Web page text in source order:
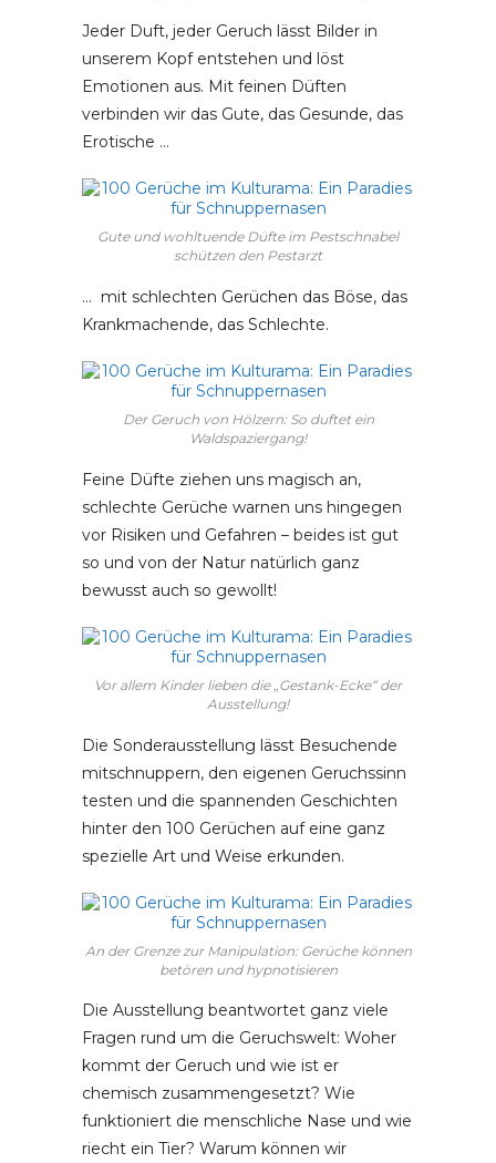
Jeder Duft, jeder Geruch lässt Bilder in
unserem Kopf entstehen und löst
Emotionen aus. Mit feinen Düften
verbinden wir das Gute, das Gesunde, das
Erotische …
Gute und wohltuende Düfte im Pestschnabel
schützen den Pestarzt
… mit schlechten Gerüchen das Böse, das
Krankmachende, das Schlechte.
Der Geruch von Hölzern: So duftet ein
Waldspaziergang!
Feine Düfte ziehen uns magisch an,
schlechte Gerüche warnen uns hingegen
vor Risiken und Gefahren – beides ist gut
so und von der Natur natürlich ganz
bewusst auch so gewollt!
Vor allem Kinder lieben die „Gestank-Ecke“ der
Ausstellung!
Die Sonderausstellung lässt Besuchende
mitschnuppern, den eigenen Geruchssinn
testen und die spannenden Geschichten
hinter den 100 Gerüchen auf eine ganz
spezielle Art und Weise erkunden.
An der Grenze zur Manipulation: Gerüche können
betören und hypnotisieren
Die Ausstellung beantwortet ganz viele
Fragen rund um die Geruchswelt: Woher
kommt der Geruch und wie ist er
chemisch zusammengesetzt? Wie
funktioniert die menschliche Nase und wie
riecht ein Tier? Warum können wir